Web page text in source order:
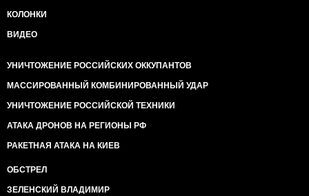
КОЛОНКИ
ВИДЕО
УНИЧТОЖЕНИЕ РОССИЙСКИХ ОККУПАНТОВ
МАССИРОВАННЫЙ КОМБИНИРОВАННЫЙ УДАР
УНИЧТОЖЕНИЕ РОССИЙСКОЙ ТЕХНИКИ
АТАКА ДРОНОВ НА РЕГИОНЫ РФ
РАКЕТНАЯ АТАКА НА КИЕВ
ОБСТРЕЛ
ЗЕЛЕНСКИЙ ВЛАДИМИР